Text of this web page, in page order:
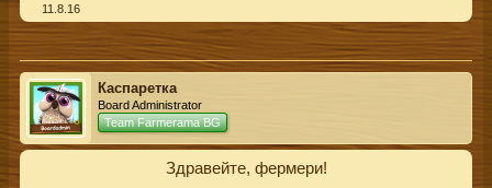
11.8.16
Каспаретка
Board Administrator
Team Farmerama BG
Здравейте, фермери!